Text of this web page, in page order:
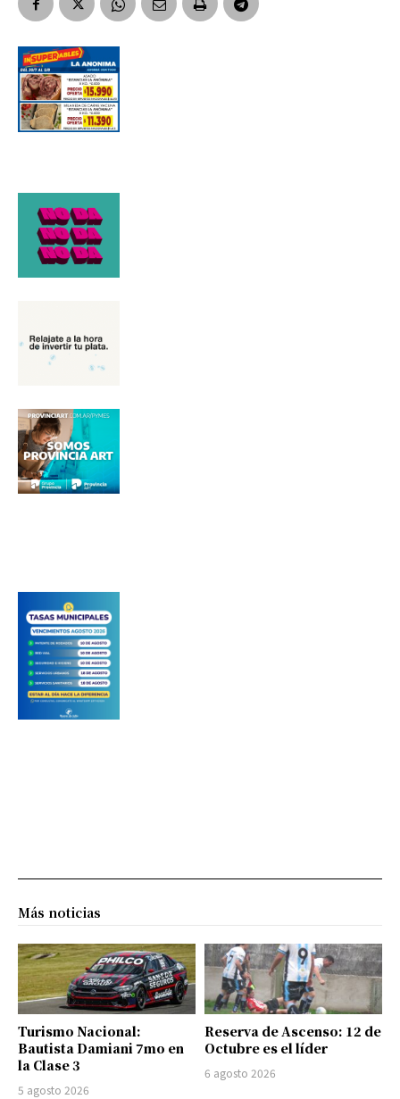
Dirección de correo electrónico
Nombre
Número de teléfono
Más noticias
Turismo Nacional:
Bautista Damiani 7mo en
la Clase 3
5 agosto 2026
Reserva de Ascenso: 12 de
Octubre es el líder
6 agosto 2026